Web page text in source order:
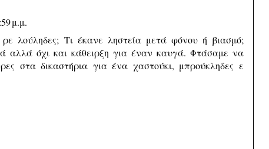
μ.μ.
λούληδες; Τι έκανε ληστεία μετά φόνου ή βιασμό;
αλλά όχι και κάθειρξη για έναν καυγά. Φτάσαμε να
στα δικαστήρια για ένα χαστούκι, μπρούκληδες ε